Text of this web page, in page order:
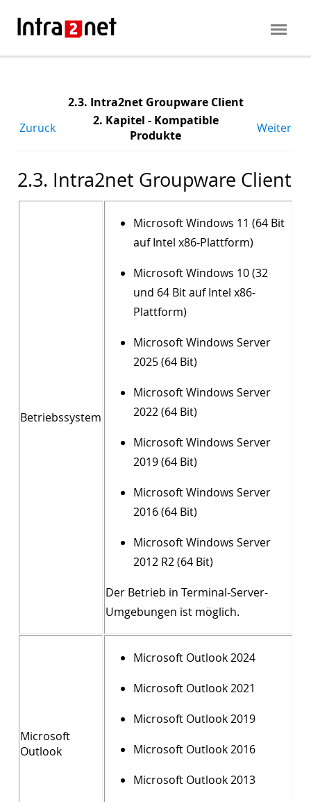
2.3. Intra2net Groupware Client
Zurück
2. Kapitel - Kompatible
Produkte
Weiter
2.3. Intra2net Groupware Client
Betriebssystem
Microsoft Windows 11 (64 Bit
auf Intel x86-Plattform)
Microsoft Windows 10 (32
und 64 Bit auf Intel x86-
Plattform)
Microsoft Windows Server
2025 (64 Bit)
Microsoft Windows Server
2022 (64 Bit)
Microsoft Windows Server
2019 (64 Bit)
Microsoft Windows Server
2016 (64 Bit)
Microsoft Windows Server
2012 R2 (64 Bit)
Der Betrieb in Terminal-Server-
Umgebungen ist möglich.
Microsoft
Outlook
Microsoft Outlook 2024
Microsoft Outlook 2021
Microsoft Outlook 2019
Microsoft Outlook 2016
Microsoft Outlook 2013